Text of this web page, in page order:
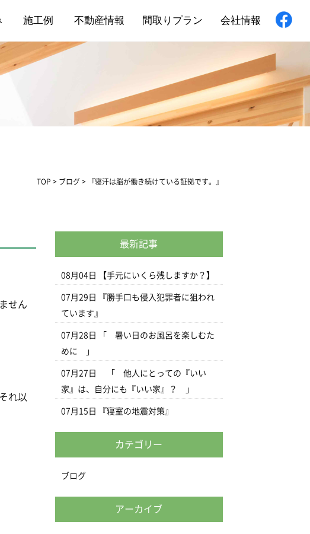
施工例
新築住宅
不動産情報 間取りプラン 会社情報
TOP > ブログ > 『寝汗は脳が働き続けている証拠です。』
せん
れ以
最新記事
08月04日 【手元にいくら残しますか？】
07月29日
『勝手口も侵入犯罪者に狙われ
ています』
07月28日
「 暑い日のお風呂を楽しむた
めに 」
07月27日
「 他人にとっての『いい
家』は、自分にも『いい家』？ 」
07月15日 『寝室の地震対策』
カテゴリー
ブログ
アーカイブ